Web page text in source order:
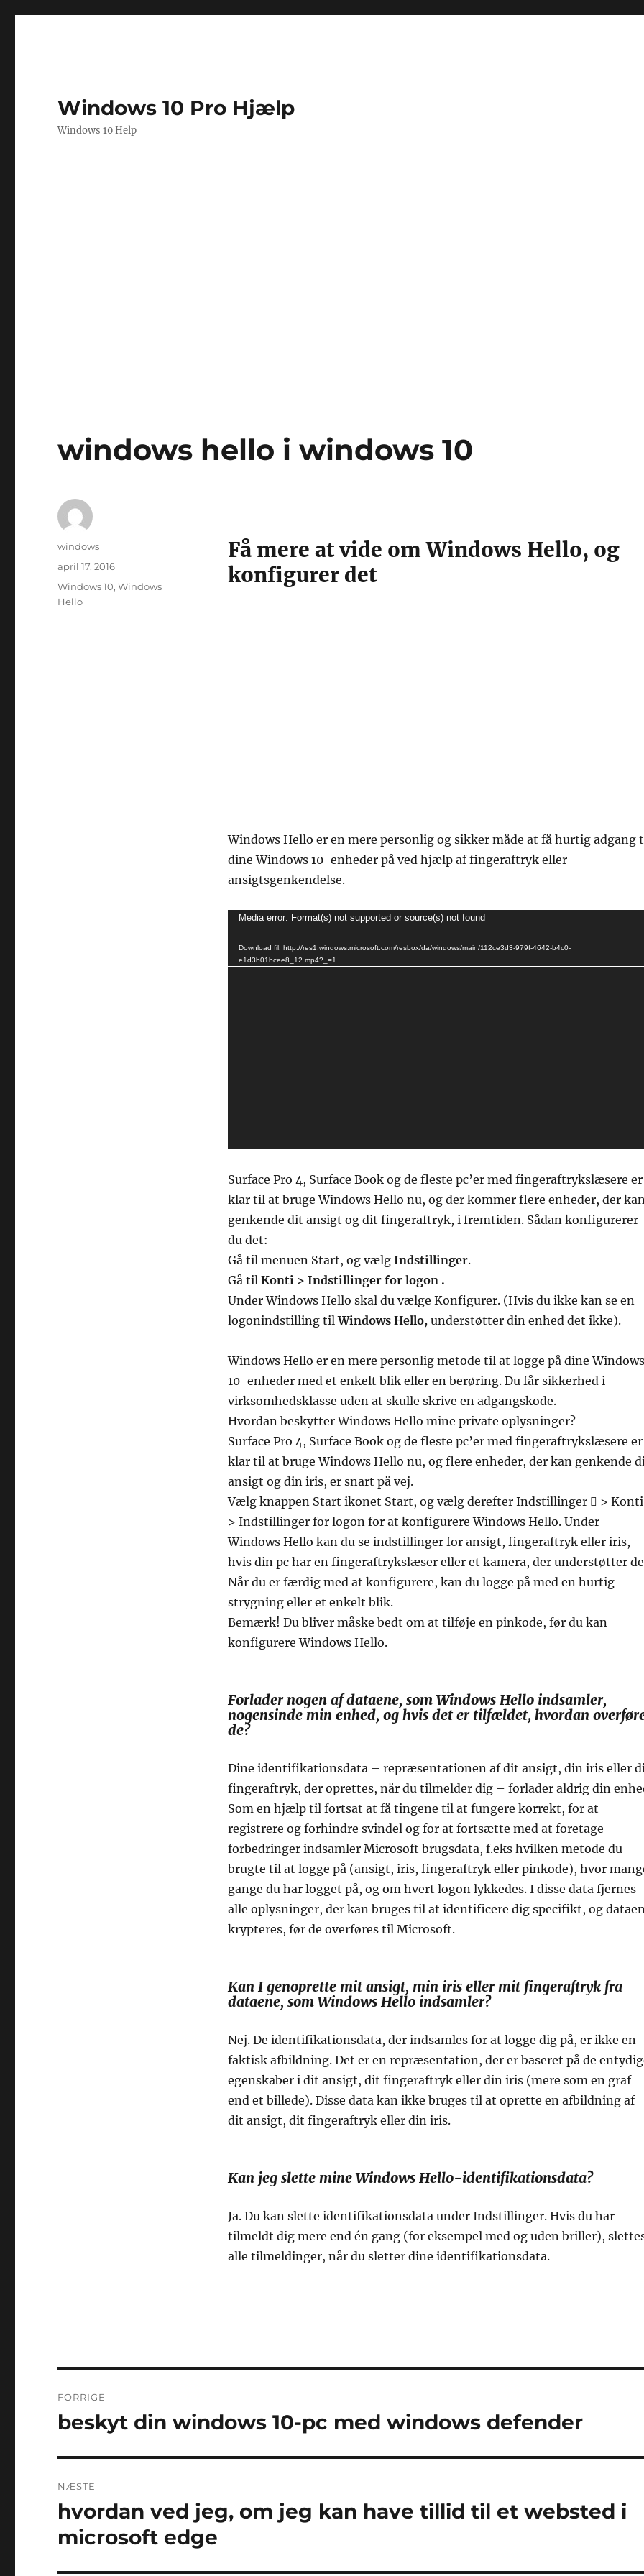
Windows 10 Pro Hjælp
Windows 10 Help
windows hello i windows 10
Få mere at vide om Windows Hello, og
konfigurer det
Windows Hello er en mere personlig og sikker måde at få hurtig adgang
dine Windows 10-enheder på ved hjælp af fingeraftryk eller
ansigtsgenkendelse.
Videoafspiller
Media error: Format(s) not supported or source(s) not found
Download fil: http://res1.windows.microsoft.com/resbox/da/windows/main/112ce3d3-979f-4642-b4c0-
e1d3b01bcee8_12.mp4?_=1
Surface Pro 4, Surface Book og de fleste pc’er med fingeraftrykslæsere er
klar til at bruge Windows Hello nu, og der kommer flere enheder, der
genkende dit ansigt og dit fingeraftryk, i fremtiden. Sådan konfigurerer
du det:
Gå til menuen Start, og vælg Indstillinger.
Gå til Konti > Indstillinger for logon .
Under Windows Hello skal du vælge Konfigurer. (Hvis du ikke kan se en
logonindstilling tilWindows Hello, understøtter din enhed det ikke).
Windows Hello er en mere personlig metode til at logge på dine Windows
10-enheder med et enkelt blik eller en berøring. Du får sikkerhed i
virksomhedsklasse uden at skulle skrive en adgangskode.
Hvordan beskytter Windows Hello mine private oplysninger?
Surface Pro 4, Surface Book og de fleste pc’er med fingeraftrykslæsere er
klar til at bruge Windows Hello nu, og flere enheder, der kan genkende
ansigt og din iris, er snart på vej.
Vælg knappen Start ikonet Start, og vælg derefter Indstillinger  > Konti
> Indstillinger for logon for at konfigurere Windows Hello. Under
Windows Hello kan du se indstillinger for ansigt, fingeraftryk eller iris,
hvis din pc har en fingeraftrykslæser eller et kamera, der understøtter
Når du er færdig med at konfigurere, kan du logge på med en hurtig
strygning eller et enkelt blik.
Bemærk! Du bliver måske bedt om at tilføje en pinkode, før du kan
konfigurere Windows Hello.
Forlader nogen af dataene, som Windows Hello indsamler,
nogensinde min enhed, og hvis det er tilfældet, hvordan
de?
Dine identifikationsdata – repræsentationen af dit ansigt, din iris eller
fingeraftryk, der oprettes, når du tilmelder dig – forlader aldrig din
Som en hjælp til fortsat at få tingene til at fungere korrekt, for at
registrere og forhindre svindel og for at fortsætte med at foretage
forbedringer indsamler Microsoft brugsdata, f.eks hvilken metode du
brugte til at logge på (ansigt, iris, fingeraftryk eller pinkode), hvor
gange du har logget på, og om hvert logon lykkedes. I disse data fjernes
alle oplysninger, der kan bruges til at identificere dig specifikt, og
krypteres, før de overføres til Microsoft.
Kan I genoprette mit ansigt, min iris eller mit fingeraftryk fra
dataene, som Windows Hello indsamler?
Nej. De identifikationsdata, der indsamles for at logge dig på, er ikke en
faktisk afbildning. Det er en repræsentation, der er baseret på de
egenskaber i dit ansigt, dit fingeraftryk eller din iris (mere som en graf
end et billede). Disse data kan ikke bruges til at oprette en afbildning af
dit ansigt, dit fingeraftryk eller din iris.
Kan jeg slette mine Windows Hello-identifikationsdata?
Ja. Du kan slette identifikationsdata under Indstillinger. Hvis du har
tilmeldt dig mere end én gang (for eksempel med og uden briller),
alle tilmeldinger, når du sletter dine identifikationsdata.
Forfatter
windows
Udgivet
april 17, 2016
Tags
Windows 10,Windows
Hello
FORRIGE
Forrige
beskyt din windows 10-pc med windows defender
NÆSTE
Næste
indlæg:
hvordan ved jeg, om jeg kan have tillid til et websted i
microsoft edge